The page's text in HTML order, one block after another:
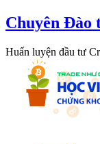
Chuyên Đào
Huấn luyện đầu tư